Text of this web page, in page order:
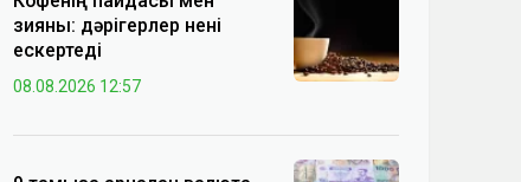
зияны: дәрігерлер нені
ескертеді
08.08.2026 12:57